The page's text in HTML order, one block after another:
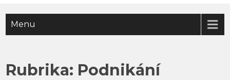
Menu
Rubrika: Podnikání